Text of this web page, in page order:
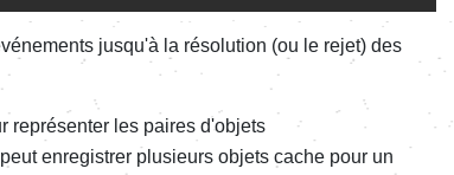
jusqu'à la résolution (ou le rejet) des
représenter les paires d'objets
enregistrer plusieurs objets cache pour un